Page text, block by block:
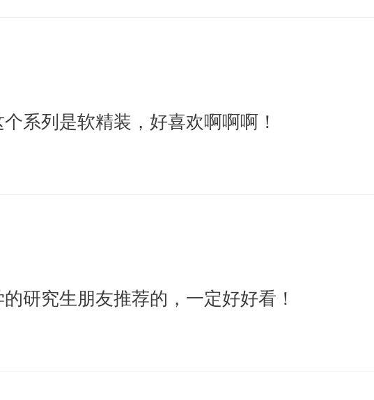
系列是软精装，好喜欢啊啊啊！
研究生朋友推荐的，一定好好看！